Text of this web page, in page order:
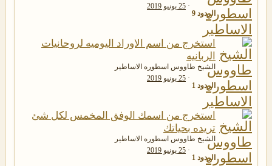
الردود 9
25 يونيو 2019
استخرج من اسم الاوراد اليوميه لروحانيات
الربانيه
الشيخ طاووس اسطوره الاساطير
الردود 1
25 يونيو 2019
استخرج من اسمك الوفق المخمس لكل شئ
تريده بحياتك
الشيخ طاووس اسطوره الاساطير
الردود 1
25 يونيو 2019